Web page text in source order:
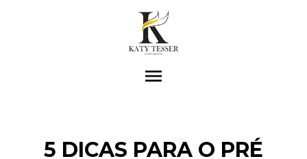
menu
5 DICAS PARA O PRÉ